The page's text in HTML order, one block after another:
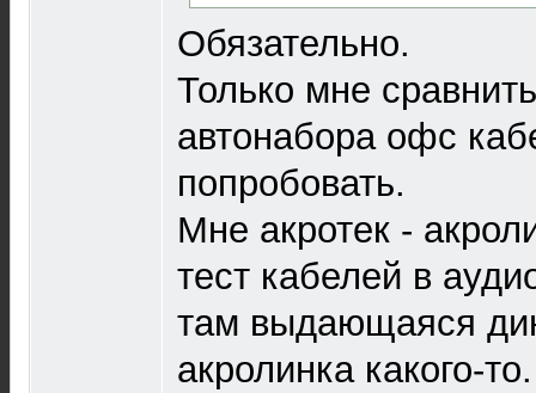
Обязательно.
Только мне
автонабора офс
попробовать.
Мне акротек -
тест кабелей в
там выдающаяся
акролинка какого-то.